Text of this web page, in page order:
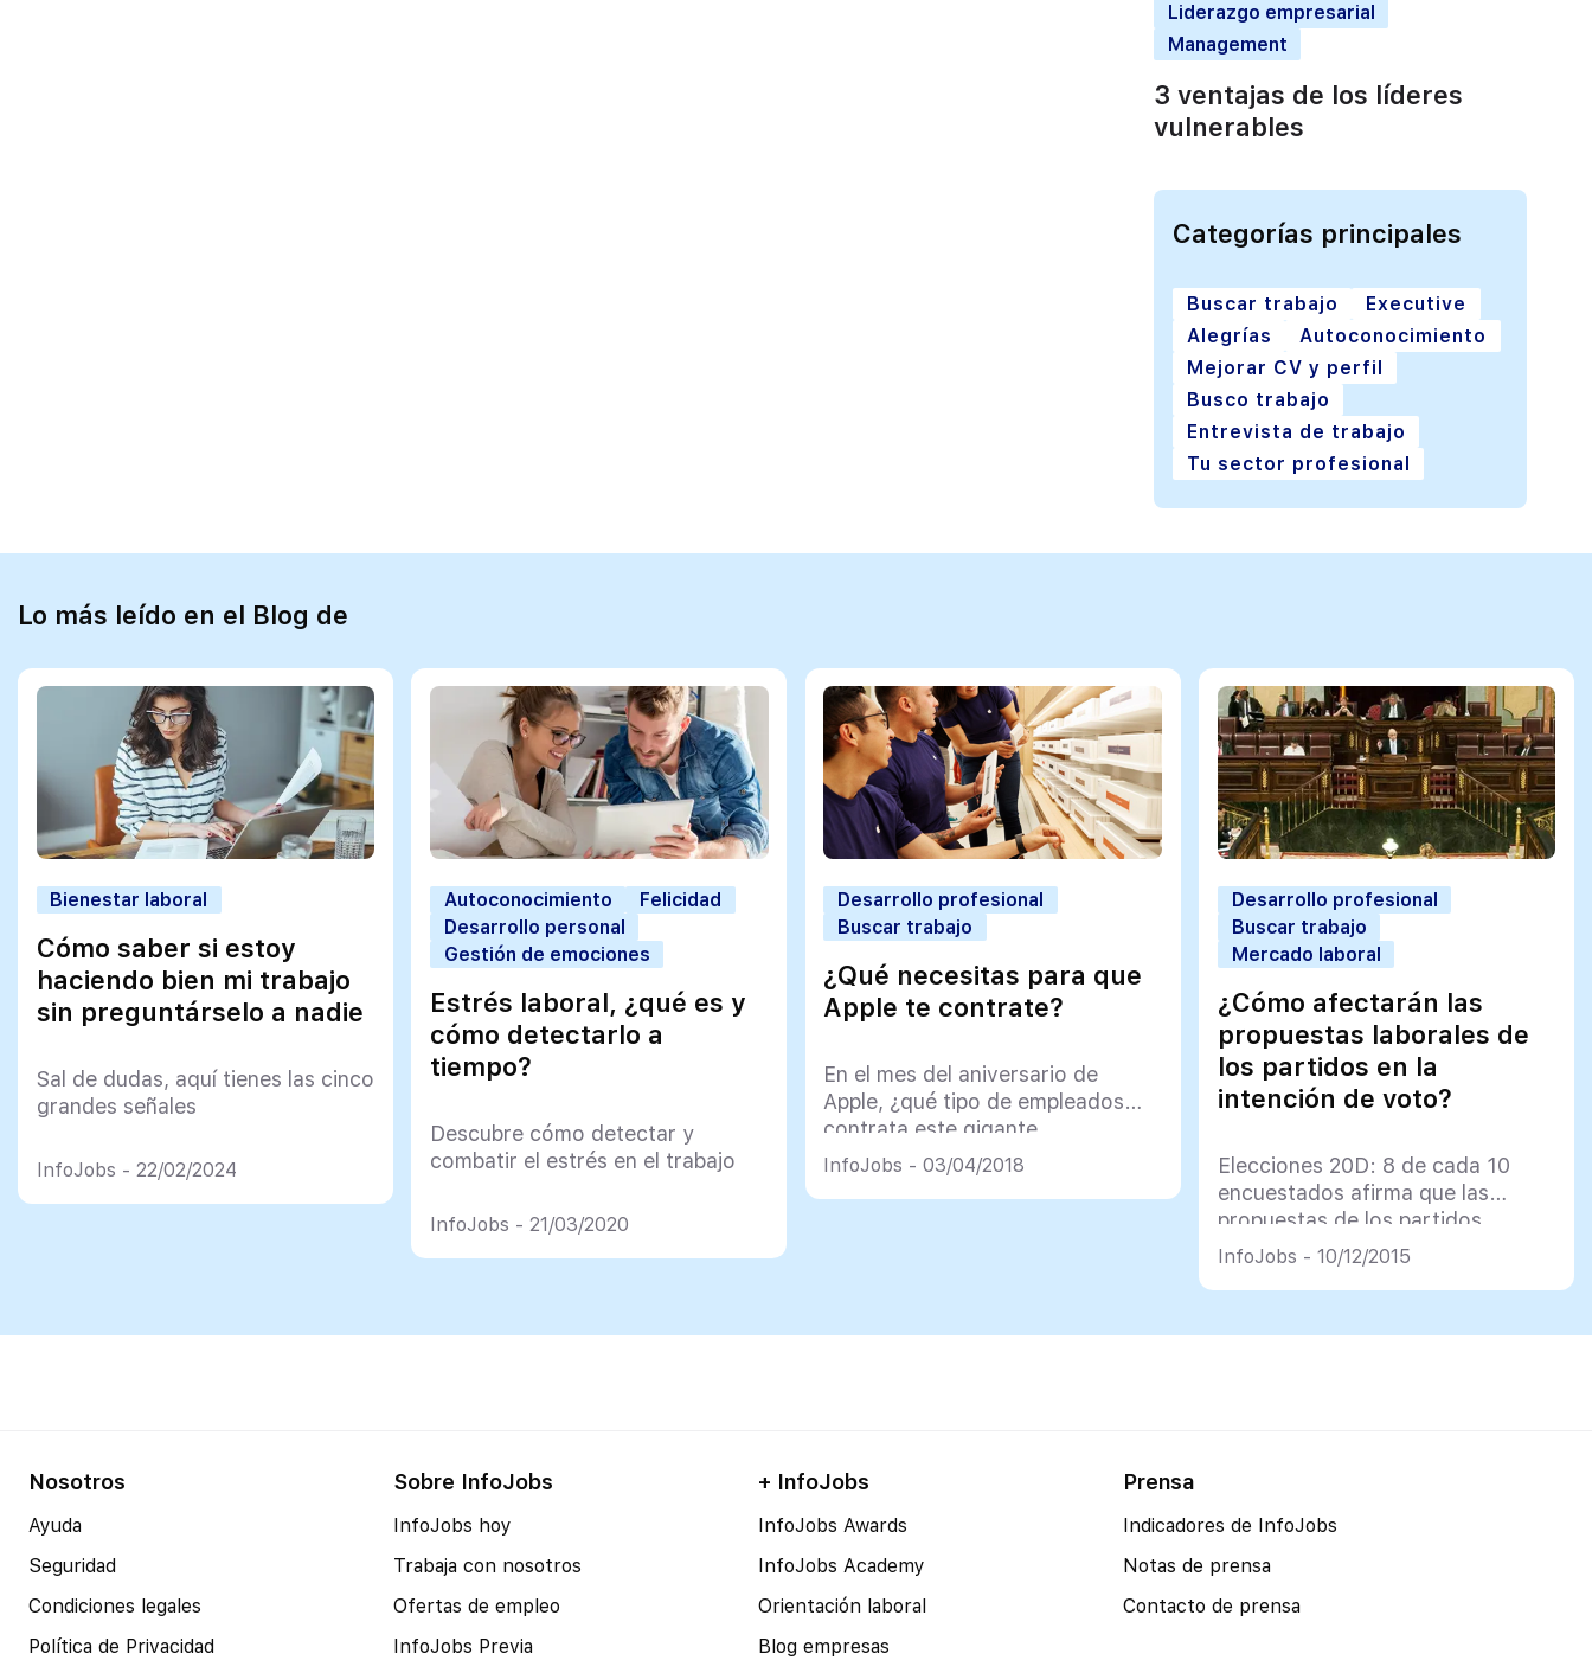
Liderazgo empresarial
Management
3 ventajas de los líderes
vulnerables
Categorías principales
Buscar trabajo
Executive
Alegrías
Autoconocimiento
Mejorar CV y perfil
Busco trabajo
Entrevista de trabajo
Tu sector profesional
Lo más leído en el Blog de
Bienestar laboral
Cómo saber si estoy
haciendo bien mi trabajo
sin preguntárselo a nadie
Sal de dudas, aquí tienes las cinco
grandes señales
InfoJobs - 22/02/2024
Autoconocimiento
Felicidad
Desarrollo personal
Gestión de emociones
Estrés laboral, ¿qué es y
cómo detectarlo a
tiempo?
Descubre cómo detectar y
combatir el estrés en el trabajo
InfoJobs - 21/03/2020
Desarrollo profesional
Buscar trabajo
¿Qué necesitas para que
Apple te contrate?
En el mes del aniversario de
Apple, ¿qué tipo de empleados
contrata este gigante
tecnológico?
InfoJobs - 03/04/2018
Desarrollo profesional
Buscar trabajo
Mercado laboral
¿Cómo afectarán las
propuestas laborales de
los partidos en la
intención de voto?
Elecciones 20D: 8 de cada 10
encuestados afirma que las
propuestas de los partidos
políticos en materia de empleo
influirán en su decisión de voto
InfoJobs - 10/12/2015
Nosotros
Ayuda
Seguridad
Condiciones legales
Política de Privacidad
Sobre InfoJobs
InfoJobs hoy
Trabaja con nosotros
Ofertas de empleo
InfoJobs Previa
+ InfoJobs
InfoJobs Awards
InfoJobs Academy
Orientación laboral
Blog empresas
Prensa
Indicadores de InfoJobs
Notas de prensa
Contacto de prensa